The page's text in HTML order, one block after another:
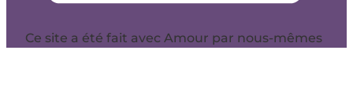
Ce site a été fait avec Amour par nous-mêmes